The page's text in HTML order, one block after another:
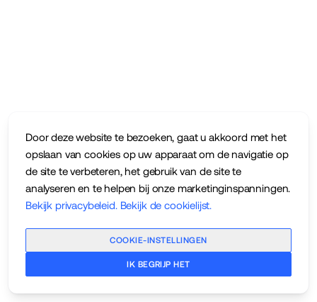
Door deze website te bezoeken, gaat u akkoord met het
opslaan van cookies op uw apparaat om de navigatie op
de site te verbeteren, het gebruik van de site te
analyseren en te helpen bij onze marketinginspanningen.
Bekijk privacybeleid. Bekijk de cookielijst.
COOKIE-INSTELLINGEN
IK BEGRIJP HET